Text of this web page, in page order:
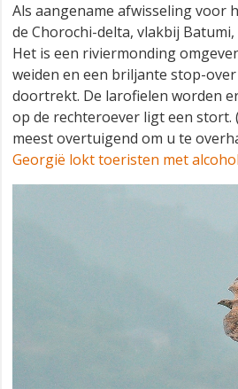
Als aangename afwisseling voor
de Chorochi-delta, vlakbij
Het is een riviermonding
weiden en een briljante stop-
doortrekt. De larofielen worden
op de rechteroever ligt een stort.
meest overtuigend om u te
Georgië lokt toeristen met